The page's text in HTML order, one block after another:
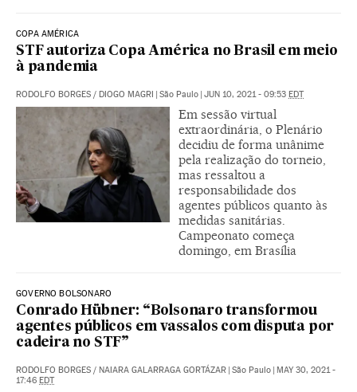
COPA AMÉRICA
STF autoriza Copa América no Brasil em meio
à pandemia
RODOLFO BORGES / DIOGO MAGRI | São Paulo | JUN 10, 2021 - 09:53 EDT
Em sessão virtual
extraordinária, o Plenário
decidiu de forma unânime
pela realização do torneio,
mas ressaltou a
responsabilidade dos
agentes públicos quanto às
medidas sanitárias.
Campeonato começa
domingo, em Brasília
GOVERNO BOLSONARO
Conrado Hübner: “Bolsonaro transformou
agentes públicos em vassalos com disputa por
cadeira no STF”
RODOLFO BORGES / NAIARA GALARRAGA GORTÁZAR | São Paulo | MAY 30, 2021 -
17:46 EDT